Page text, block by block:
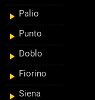
Palio
Punto
Doblo
Fiorino
Siena